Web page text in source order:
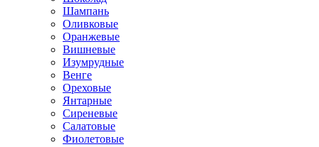
Шампань
Оливковые
Оранжевые
Вишневые
Изумрудные
Венге
Ореховые
Янтарные
Сиреневые
Салатовые
Фиолетовые